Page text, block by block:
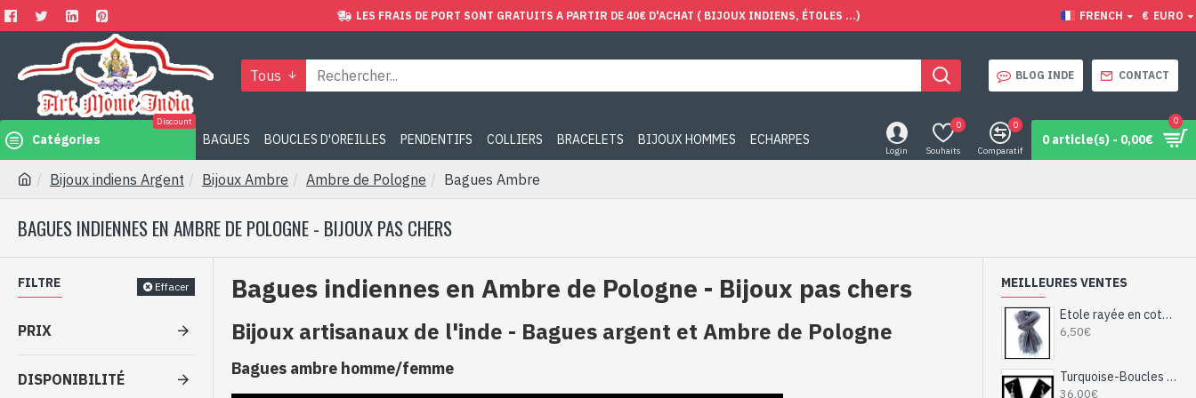
LES FRAIS DE PORT SONT GRATUITS A PARTIR DE 40€ D'ACHAT ( BIJOUX INDIENS, ÉTOLES ...) FRENCH € EURO
Tous BLOG INDE CONTACT
Catégories
Discount
BAGUES BOUCLES D'OREILLES PENDENTIFS COLLIERS BRACELETS BIJOUX HOMMES ECHARPES
Login Souhaits
0
Comparatif
0
0 article(s) - 0,00€
0
Bijoux indiens Argent Bijoux Ambre Ambre de Pologne Bagues Ambre
BAGUES INDIENNES EN AMBRE DE POLOGNE - BIJOUX PAS CHERS
FILTRE Effacer
PRIX
DISPONIBILITÉ
Bagues indiennes en Ambre de Pologne - Bijoux pas chers
Bijoux artisanaux de l'inde - Bagues argent et Ambre de Pologne
Bagues ambre homme/femme
MEILLEURES VENTES
Etole rayée en coton et viscose - Etole indienne
6,50€
Turquoise-Boucles d'Oreilles indiennes Turquoise-Bijoux Inde
36,00€